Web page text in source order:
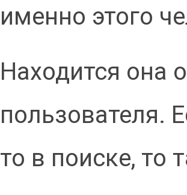
именно этого
Находится она
пользователя.
то в поиске, то